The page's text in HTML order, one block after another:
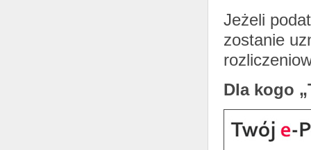
Jeżeli
zostanie
Dla kogo